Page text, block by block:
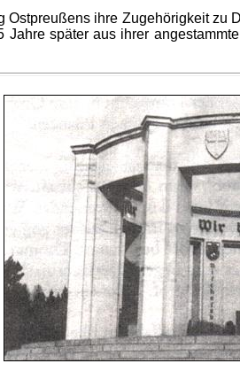
ihre Zugehörigkeit zu
später aus ihrer